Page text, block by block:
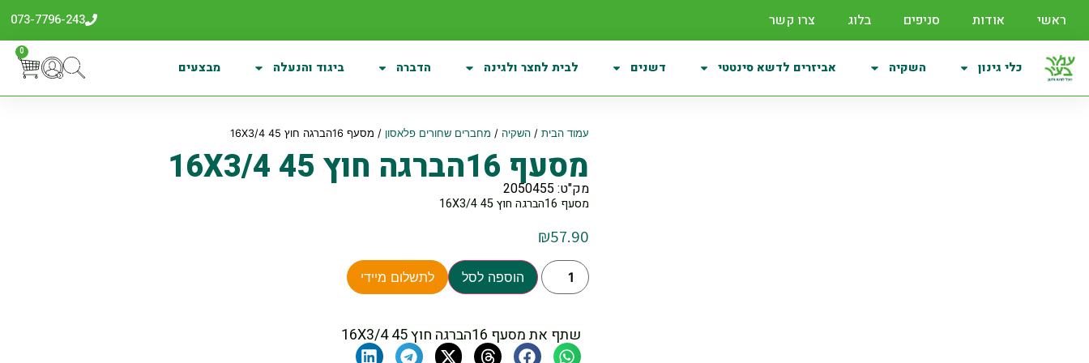
ראשי אודות סניפים בלוג צרו קשר 073-7796-243
כלי גינון השקיה אביזרים לדשא סינטטי דשנים לבית לחצר ולגינה הדברה ביגוד והנעלה מבצעים
0
עמוד הבית /השקיה / מחברים שחורים פלאסון / מסעף 16הברגה חוץ 16X3/4 45
מסעף 16הברגה חוץ 16X3/4 45
מק"ט: 2050455
מסעף 16הברגה חוץ 16X3/4 45
₪57.90
הוספה לסל לתשלום מיידי
שתף את מסעף 16הברגה חוץ 16X3/4 45